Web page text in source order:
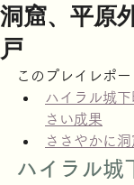
洞窟、平原
戸
このプレイレポー
ハイラル城
さい成果
ささやかに
ハイラル城